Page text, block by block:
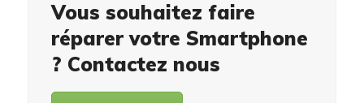
Vous souhaitez faire
réparer votre Smartphone
? Contactez nous